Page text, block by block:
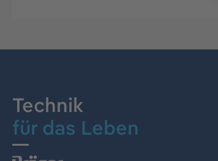
Technik
für das Leben